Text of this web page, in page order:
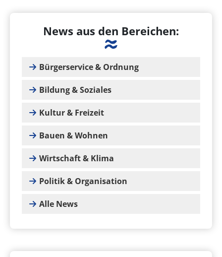
News aus den Bereichen:
Bürgerservice & Ordnung
Bildung & Soziales
Kultur & Freizeit
Bauen & Wohnen
Wirtschaft & Klima
Politik & Organisation
Alle News